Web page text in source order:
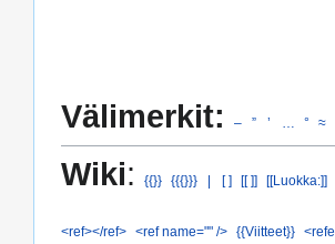
Välimerkit: – ” ’ ° ≈
Wiki: {{}} {{{}}} | [ ] [[ ]] [[Luokka:]]
<ref></ref> <ref name="" /> {{Viitteet}}